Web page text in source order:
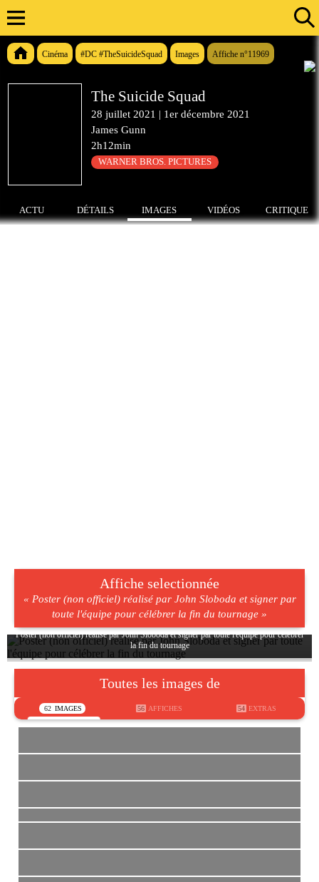
Cinéma #DC #TheSuicideSquad Images Affiche n°11969
The Suicide Squad
28 juillet 2021 | 1er décembre 2021
James Gunn
2h12min
WARNER BROS. PICTURES
ACTU DÉTAILS IMAGES VIDÉOS CRITIQUE
Affiche selectionnée
« Poster (non officiel) réalisé par John Sloboda et signer par
toute l'équipe pour célébrer la fin du tournage »
Poster (non officiel) réalisé par John Sloboda et signer par toute l'équipe pour célébrer
la fin du tournage
Toutes les images de
62 IMAGES 56 AFFICHES 54 EXTRAS